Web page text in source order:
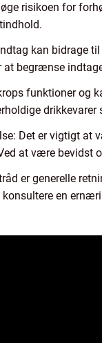
risikoen for
kan
at begrænse
funktioner
Det er vigtigt
at være bevidst
er generelle
en